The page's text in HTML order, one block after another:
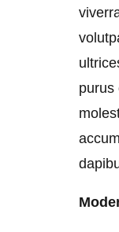
purus